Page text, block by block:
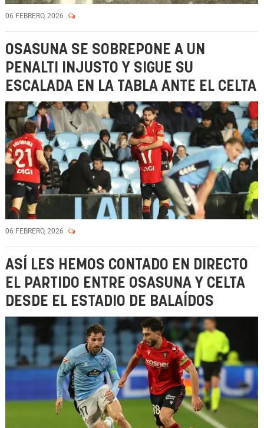
06 FEBRERO, 2026
OSASUNA SE SOBREPONE A UN
PENALTI INJUSTO Y SIGUE SU
ESCALADA EN LA TABLA ANTE EL CELTA
06 FEBRERO, 2026
ASÍ LES HEMOS CONTADO EN DIRECTO
EL PARTIDO ENTRE OSASUNA Y CELTA
DESDE EL ESTADIO DE BALAÍDOS